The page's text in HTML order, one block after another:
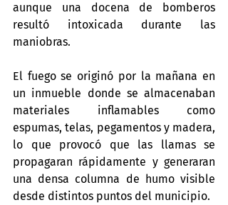
aunque una docena de bomberos
resultó intoxicada durante las
maniobras.
El fuego se originó por la mañana en
un inmueble donde se almacenaban
materiales inflamables como
espumas, telas, pegamentos y madera,
lo que provocó que las llamas se
propagaran rápidamente y generaran
una densa columna de humo visible
desde distintos puntos del municipio.